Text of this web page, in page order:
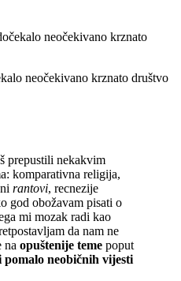
neočekivano krznato
prepustili nekakvim
komparativna religija,
rantovi, recnezije
obožavam pisati o
mi mozak radi kao
da nam ne
na opuštenije teme poput
pomalo neobičnih vijesti